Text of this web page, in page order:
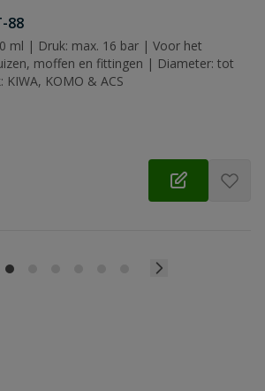
88
ml | Druk: max. 16 bar | Voor het
moffen en fittingen | Diameter: tot
KOMO & ACS